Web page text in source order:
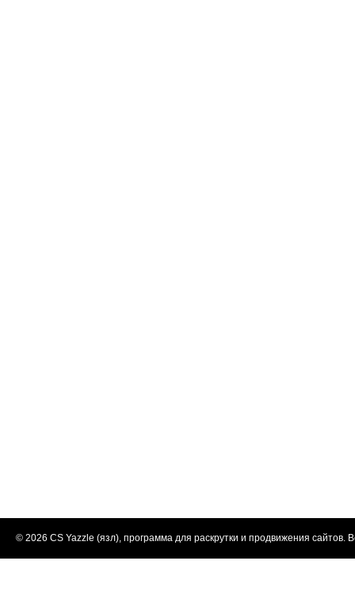
© 2026 CS Yazzle (язл), программа для раскрутки и продвижения сайтов.